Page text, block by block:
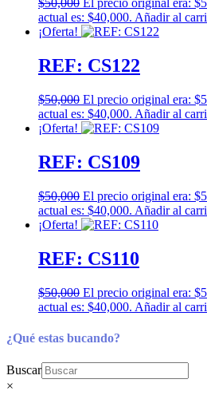
$50,000 El precio original era:
actual es: $40,000. Añadir al
¡Oferta!
REF: CS122
$50,000 El precio original era:
actual es: $40,000. Añadir al
¡Oferta!
REF: CS109
$50,000 El precio original era:
actual es: $40,000. Añadir al
¡Oferta!
REF: CS110
$50,000 El precio original era:
actual es: $40,000. Añadir al
¿Qué estas bucando?
Buscar
×